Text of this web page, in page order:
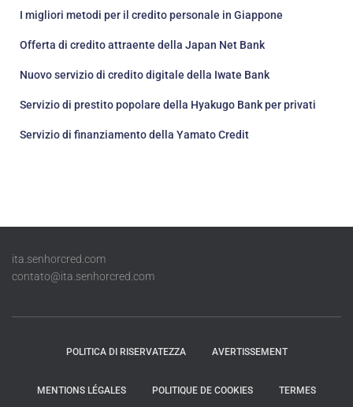
I migliori metodi per il credito personale in Giappone
Offerta di credito attraente della Japan Net Bank
Nuovo servizio di credito digitale della Iwate Bank
Servizio di prestito popolare della Hyakugo Bank per privati
Servizio di finanziamento della Yamato Credit
ita.senhorcred.com
contato@ita.senhorcred.com
POLITICA DI RISERVATEZZA AVERTISSEMENT
MENTIONS LÉGALES POLITIQUE DE COOKIES TERMES